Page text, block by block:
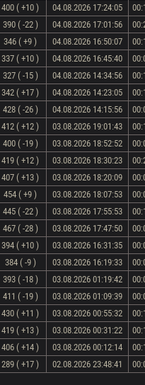
400 ( +10 ) 04.08.2026 17:24:05
390 ( -22 ) 04.08.2026 17:01:56
346 ( +9 ) 04.08.2026 16:50:07
337 ( +10 ) 04.08.2026 16:45:40
327 ( -15 ) 04.08.2026 14:34:56
342 ( +17 ) 04.08.2026 14:23:05
428 ( -26 ) 04.08.2026 14:15:56
412 ( +12 ) 03.08.2026 19:01:43
400 ( -19 ) 03.08.2026 18:52:52
419 ( +12 ) 03.08.2026 18:30:23
407 ( +13 ) 03.08.2026 18:20:09
454 ( +9 ) 03.08.2026 18:07:53
445 ( -22 ) 03.08.2026 17:55:53
467 ( -28 ) 03.08.2026 17:47:50
394 ( +10 ) 03.08.2026 16:31:35
384 ( -9 ) 03.08.2026 16:19:33
393 ( -18 ) 03.08.2026 01:19:42
411 ( -19 ) 03.08.2026 01:09:39
430 ( +11 ) 03.08.2026 00:55:32
419 ( +13 ) 03.08.2026 00:31:22
406 ( +14 ) 03.08.2026 00:12:14
289 ( +17 ) 02.08.2026 23:48:41